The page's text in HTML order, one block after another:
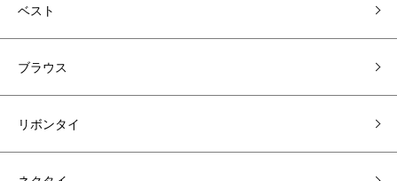
ベスト
ブラウス
リボンタイ